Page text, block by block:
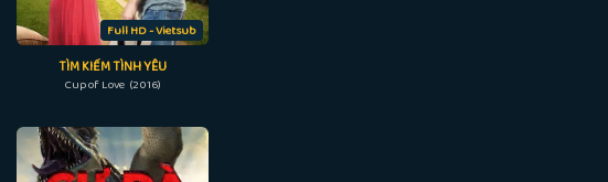
Full HD - Vietsub
TÌM KIẾM TÌNH YÊU
Cup of Love (2016)